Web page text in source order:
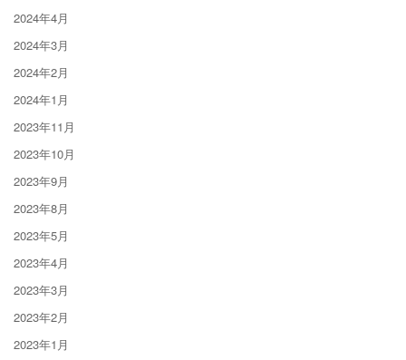
2024年4月
2024年3月
2024年2月
2024年1月
2023年11月
2023年10月
2023年9月
2023年8月
2023年5月
2023年4月
2023年3月
2023年2月
2023年1月